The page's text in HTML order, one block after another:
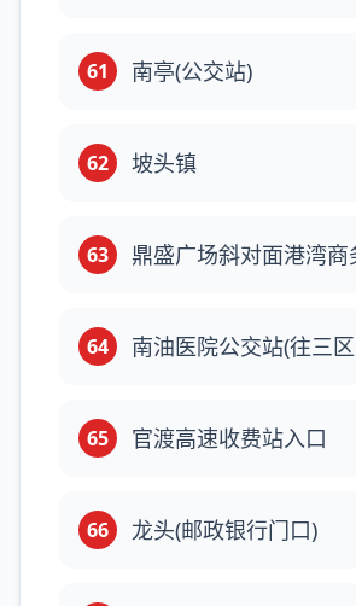
61 南亭(公交站)
62 坡头镇
63 鼎盛广场斜对面港湾商
64 南油医院公交站(往三
65 官渡高速收费站入口
66 龙头(邮政银行门口)